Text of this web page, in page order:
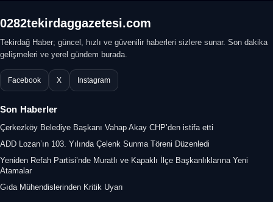
0282tekirdaggazetesi.com
Tekirdağ Haber; güncel, hızlı ve güvenilir haberleri sizlere sunar. Son dakika
gelişmeleri ve yerel gündem burada.
Facebook X Instagram
Son Haberler
Çerkezköy Belediye Başkanı Vahap Akay CHP’den istifa etti
ADD Lozan’ın 103. Yılında Çelenk Sunma Töreni Düzenledi
Yeniden Refah Partisi’nde Muratlı ve Kapaklı İlçe Başkanlıklarına Yeni
Atamalar
Gıda Mühendislerinden Kritik Uyarı